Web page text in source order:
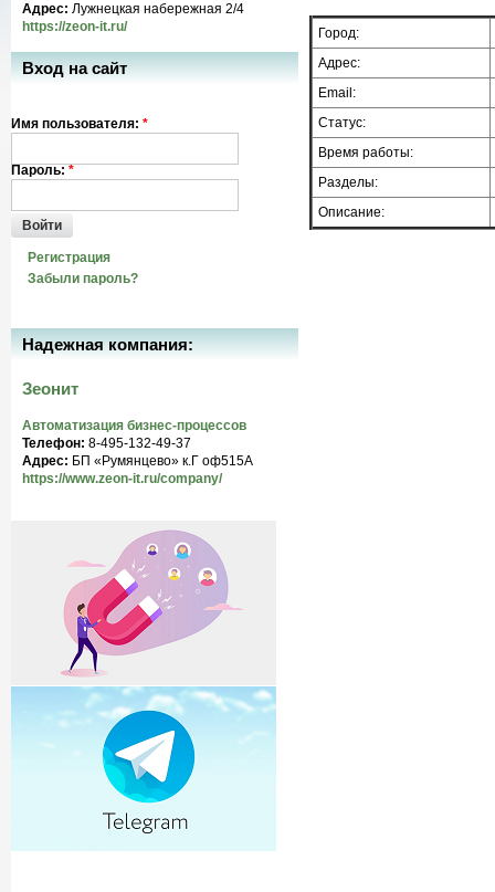
Город:
Адрес:
Email:
Статус:
Время работы:
Разделы:
Описание:
Адрес: Лужнецкая набережная 2/4
https://zeon-it.ru/
Вход на сайт
Имя пользователя: *
Пароль: *
Войти
Регистрация
Забыли пароль?
Надежная компания:
Зеонит
Автоматизация бизнес-процессов
Телефон: 8-495-132-49-37
Адрес: БП «Румянцево» к.Г оф515A
https://www.zeon-it.ru/company/